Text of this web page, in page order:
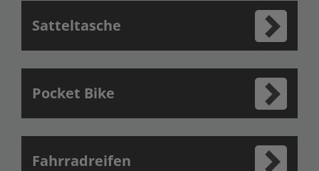
Satteltasche
Pocket Bike
Fahrradreifen